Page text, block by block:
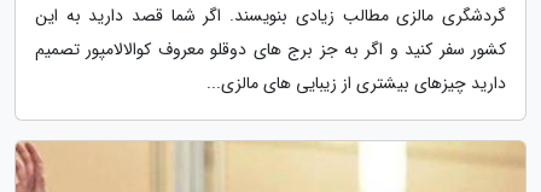
گردشگری مالزی مطالب زیادی بنویسند. اگر شما قصد دارید به این
کشور سفر کنید و اگر به جز برج های دوقلو معروف کوالالامپور تصمیم
دارید چیزهای بیشتری از زیبایی های مالزی...